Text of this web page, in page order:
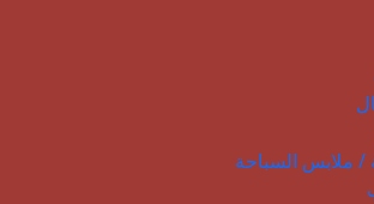
/ ملابس السباحة